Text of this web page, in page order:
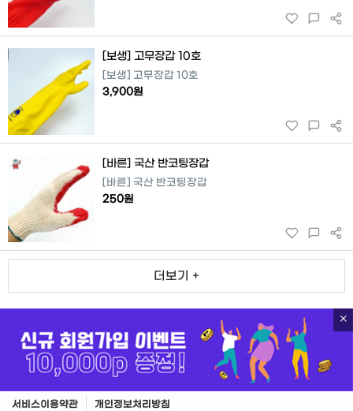
[보생] 고무장갑 10호
[보생] 고무장갑 10호
3,900원
[바른] 국산 반코팅장갑
[바른] 국산 반코팅장갑
250원
더보기 +
서비스이용약관 개인정보처리방침